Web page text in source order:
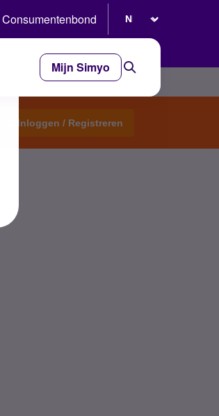
Mijn Simyo
Inloggen / Registreren